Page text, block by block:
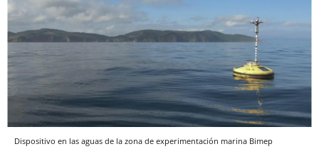
Dispositivo en las aguas de la zona de experimentación marina Bimep